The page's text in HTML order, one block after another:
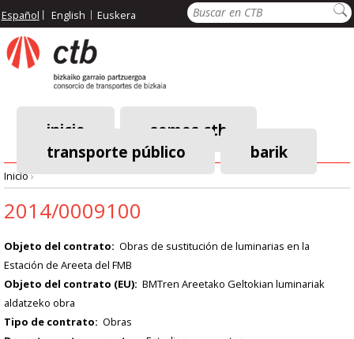
Pasar
al
contenido
principal
Buscar
Español English Euskera
Menú
principal
inicio
somos ctb
transporte público
barik
Ruta
de
navegación
Inicio›
2014/0009100
Objeto del contrato
Obras de sustitución de luminarias en la
Estación de Areeta del FMB
Objeto del contrato (EU) BMTren Areetako Geltokian luminariak
aldatzeko obra
Tipo de contrato
Obras